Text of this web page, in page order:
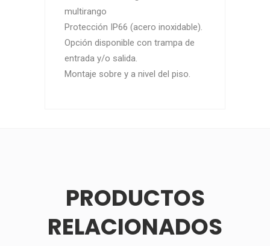
multirango
Protección IP66 (acero inoxidable).
Opción disponible con trampa de
entrada y/o salida.
Montaje sobre y a nivel del piso.
PRODUCTOS
RELACIONADOS